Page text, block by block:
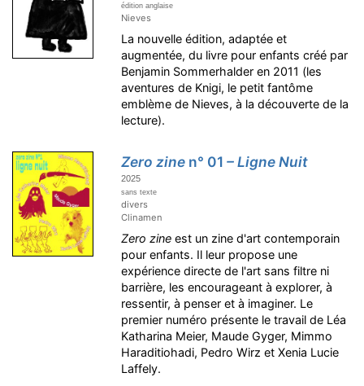
édition anglaise
Nieves
La nouvelle édition, adaptée et
augmentée, du livre pour enfants créé par
Benjamin Sommerhalder en 2011 (les
aventures de Knigi, le petit fantôme
emblème de Nieves, à la découverte de la
lecture).
Zero zine n° 01 – Ligne Nuit
2025
sans texte
divers
Clinamen
Zero zine est un zine d'art contemporain
pour enfants. Il leur propose une
expérience directe de l'art sans filtre ni
barrière, les encourageant à explorer, à
ressentir, à penser et à imaginer. Le
premier numéro présente le travail de Léa
Katharina Meier, Maude Gyger, Mimmo
Haraditiohadi, Pedro Wirz et Xenia Lucie
Laffely.